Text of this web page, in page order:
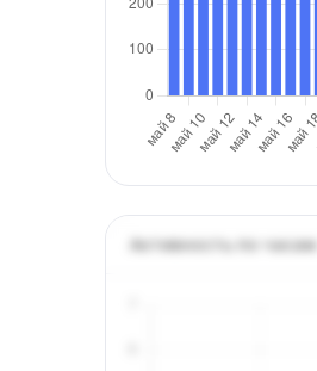
Активность по часам